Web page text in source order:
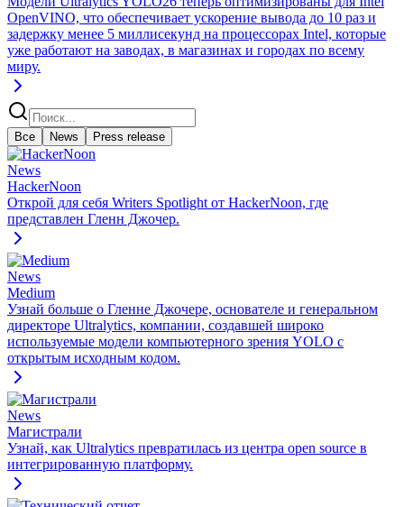
OpenVINO, что обеспечивает ускорение вывода до 10 раз и
задержку менее 5 миллисекунд на процессорах Intel, которые
уже работают на заводах, в магазинах и городах по всему
миру.
Все News Press release
News
HackerNoon
Открой для себя Writers Spotlight от HackerNoon, где
представлен Гленн Джочер.
News
Medium
Узнай больше о Гленне Джочере, основателе и генеральном
директоре Ultralytics, компании, создавшей широко
используемые модели компьютерного зрения YOLO с
открытым исходным кодом.
News
Магистрали
Узнай, как Ultralytics превратилась из центра open source в
интегрированную платформу.